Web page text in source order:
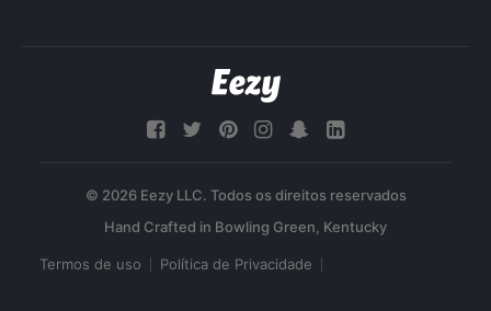
© 2026 Eezy LLC. Todos os direitos reservados
Termos de uso Política de Privacidade